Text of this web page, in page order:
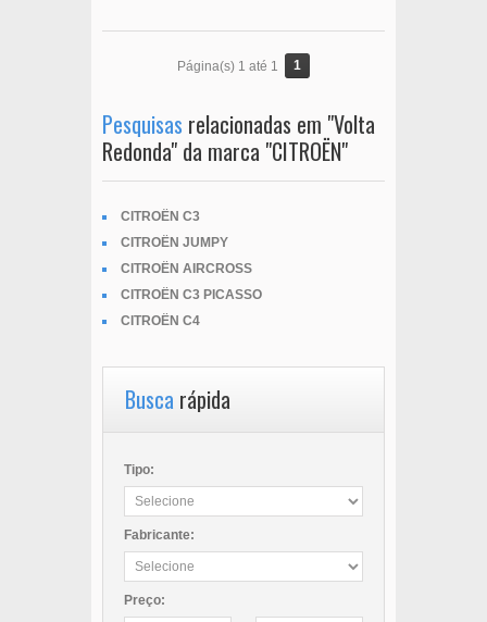
Página(s) 1 até 1 1
Pesquisas relacionadas em "Volta
Redonda" da marca "CITROËN"
CITROËN C3
CITROËN JUMPY
CITROËN AIRCROSS
CITROËN C3 PICASSO
CITROËN C4
Busca rápida
Tipo:
Fabricante:
Preço: